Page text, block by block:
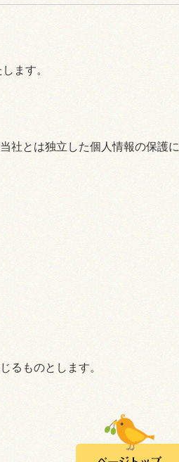
ます。
社とは独立した個人情報の保護に
るものとします。